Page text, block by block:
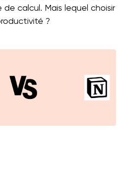
de calcul. Mais lequel choisir
?